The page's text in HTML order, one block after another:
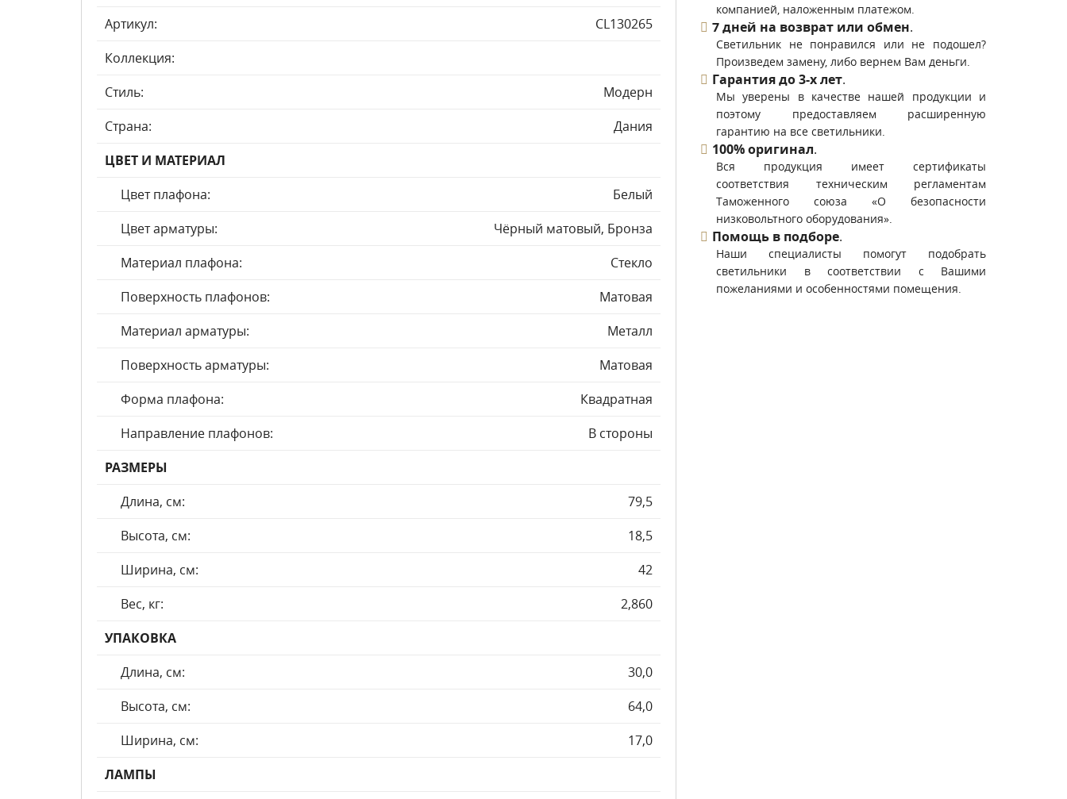
Артикул:
CL130265
Коллекция:
Стиль:
Модерн
Страна:
Дания
ЦВЕТ И МАТЕРИАЛ
Цвет плафона:
Белый
Цвет арматуры:
Чёрный матовый, Бронза
Материал плафона:
Стекло
Поверхность плафонов:
Матовая
Материал арматуры:
Металл
Поверхность арматуры:
Матовая
Форма плафона:
Квадратная
Направление плафонов:
В стороны
РАЗМЕРЫ
Длина, см:
79,5
Высота, см:
18,5
Ширина, см:
42
Вес, кг:
2,860
УПАКОВКА
Длина, см:
30,0
Высота, см:
64,0
Ширина, см:
17,0
ЛАМПЫ
компанией, наложенным платежом.
7 дней на возврат или обмен.
Светильник не понравился или не подошел?
Произведем замену, либо вернем Вам деньги.
Гарантия до 3-х лет.
Мы уверены в качестве нашей продукции и
поэтому предоставляем расширенную
гарантию на все светильники.
100% оригинал.
Вся продукция имеет сертификаты
соответствия техническим регламентам
Таможенного союза «О безопасности
низковольтного оборудования».
Помощь в подборе.
Наши специалисты помогут подобрать
светильники в соответствии с Вашими
пожеланиями и особенностями помещения.